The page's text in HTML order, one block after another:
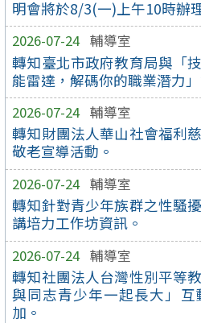
明會將於8/3(一)上午10時辦
2026-07-24 輔導室
轉知臺北市政府教育局與「
能雷達，解碼你的職業潛力」
2026-07-24 輔導室
轉知財團法人華山社會福利
敬老宣導活動。
2026-07-24 輔導室
轉知針對青少年族群之性
講培力工作坊資訊。
2026-07-24 輔導室
轉知社團法人台灣性別平等
與同志青少年一起長大」
加。